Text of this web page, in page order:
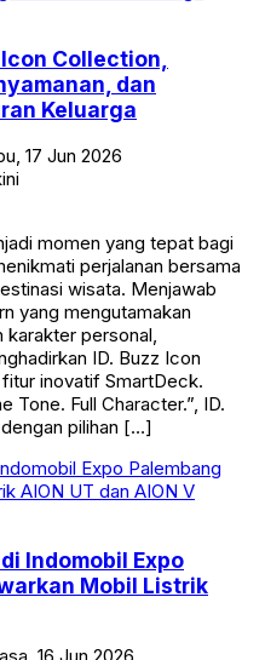
Collection,
dan
Keluarga
17 Jun 2026
momen yang tepat bagi
perjalanan bersama
wisata. Menjawab
yang mengutamakan
karakter personal,
ID. Buzz Icon
inovatif SmartDeck.
Tone. Full Character.”, ID.
pilihan […]
Indomobil Expo
Mobil Listrik